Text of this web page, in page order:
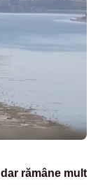
rămâne mult